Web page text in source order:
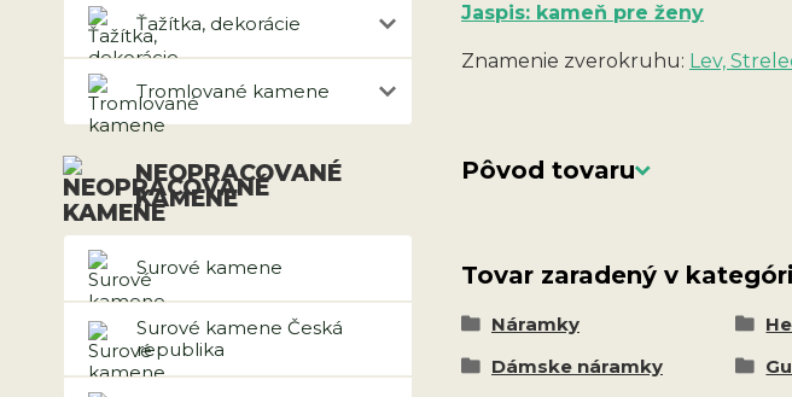
Ťažítka, dekorácie
Tromlované kamene
NEOPRACOVANÉ
KAMENE
Surové kamene
Surové kamene Česká
republika
Jaspis: kameň pre ženy
Znamenie zverokruhu: Lev,
Pôvod tovaru
Tovar zaradený v
Náramky
Dámske náramky